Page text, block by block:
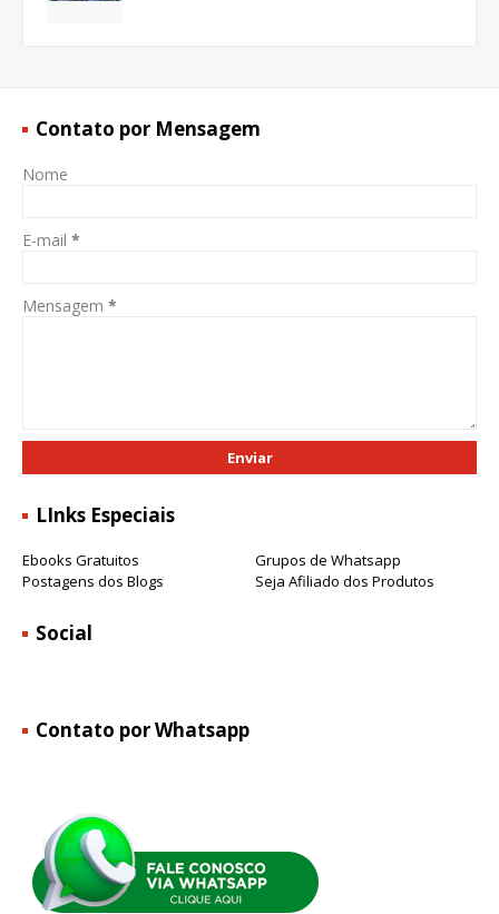
Contato por Mensagem
Nome
E-mail *
Mensagem *
LInks Especiais
Ebooks Gratuitos
Grupos de Whatsapp
Postagens dos Blogs
Seja Afiliado dos Produtos
Social
Contato por Whatsapp